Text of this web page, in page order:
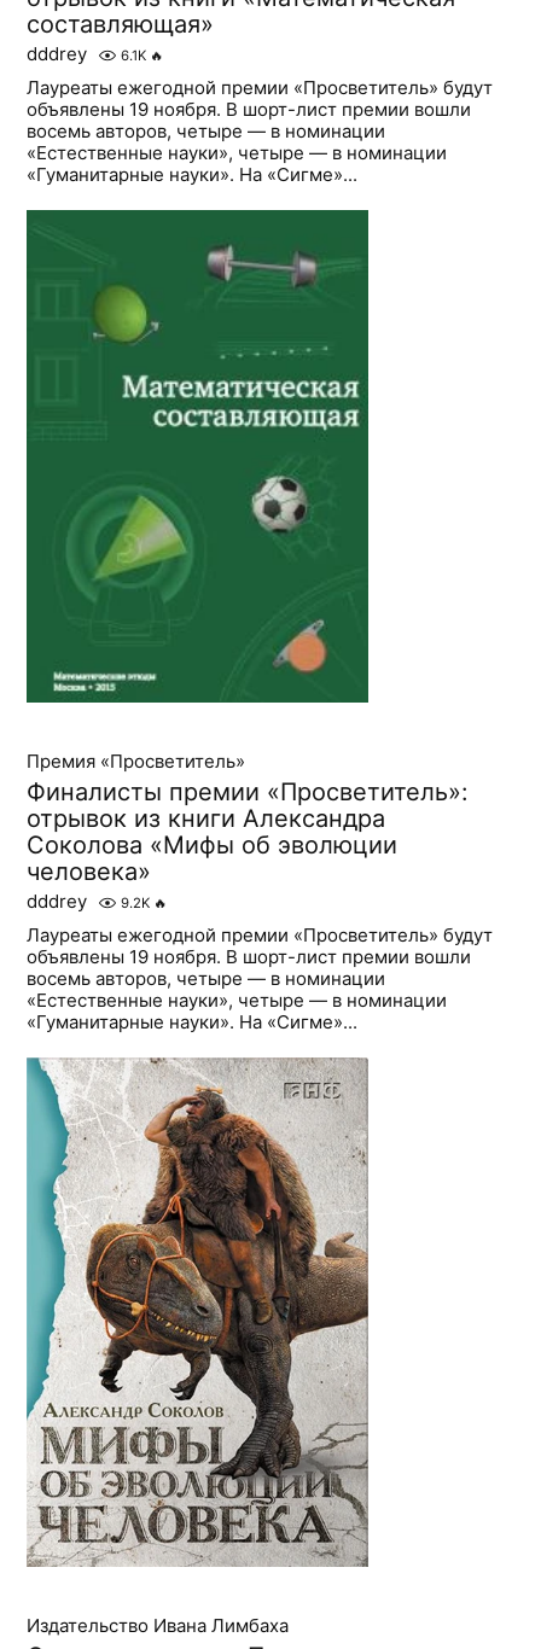
составляющая»
dddrey 6.1K 🔥
Лауреаты ежегодной премии «Просветитель» будут
объявлены 19 ноября. В шорт-лист премии вошли
восемь авторов, четыре — в номинации
«Естественные науки», четыре — в номинации
«Гуманитарные науки». На «Сигме»...
Премия «Просветитель»
Финалисты премии «Просветитель»:
отрывок из книги Александра
Соколова «Мифы об эволюции
человека»
dddrey 9.2K 🔥
Лауреаты ежегодной премии «Просветитель» будут
объявлены 19 ноября. В шорт-лист премии вошли
восемь авторов, четыре — в номинации
«Естественные науки», четыре — в номинации
«Гуманитарные науки». На «Сигме»...
Издательство Ивана Лимбаха